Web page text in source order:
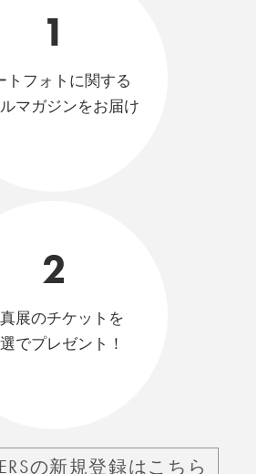
1
トフォトに関する
マガジンをお届け
2
展のチケットを
でプレゼント！
の新規登録はこちら